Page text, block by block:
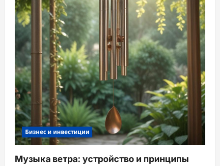
Бизнес и инвестиции
Музыка ветра: устройство и принципы